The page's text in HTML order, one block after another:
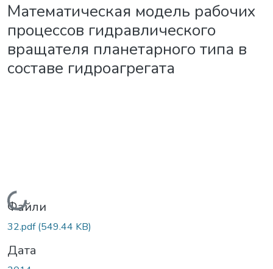
Математическая модель рабочих
процессов гидравлического
вращателя планетарного типа в
составе гидроагрегата
Вантажиться...
Файли
32.pdf(549.44 KB)
Дата